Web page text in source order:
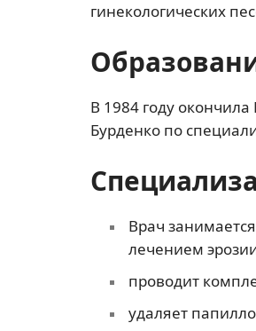
гинекологических
В 1984 году
Бурденко по
Врач
лечением
проводит
удаляет